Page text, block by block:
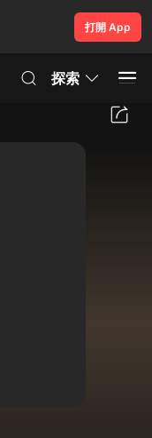
打開 App
探索